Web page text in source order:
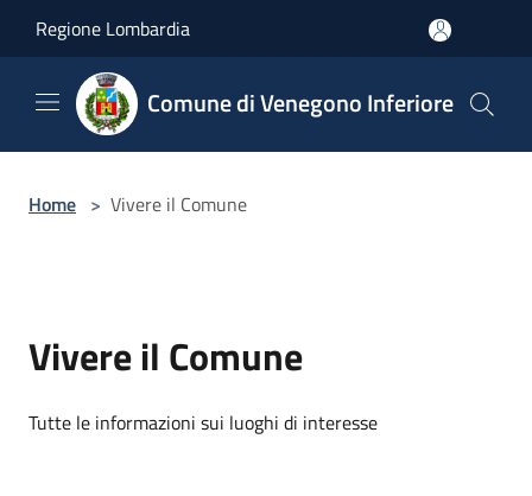
Regione Lombardia
Comune di Venegono Inferiore
Home > Vivere il Comune
Vivere il Comune
Tutte le informazioni sui luoghi di interesse